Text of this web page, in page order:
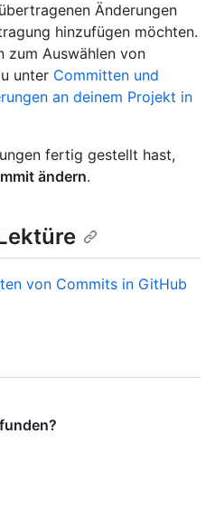
Änderungen
hinzufügen möchten.
zum Auswählen von
unter Committen und
an deinem Projekt in
fertig gestellt hast,
ändern.
von Commits in GitHub